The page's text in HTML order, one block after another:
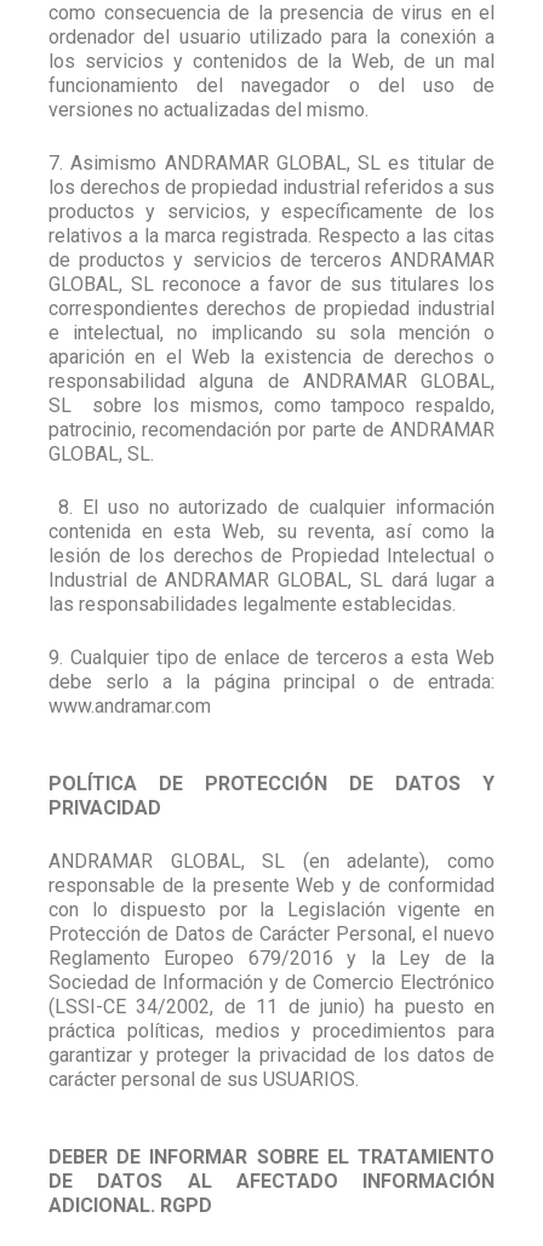
como consecuencia de la presencia de virus en el
ordenador del usuario utilizado para la conexión a
los servicios y contenidos de la Web, de un mal
funcionamiento del navegador o del uso de
versiones no actualizadas del mismo.
7. Asimismo ANDRAMAR GLOBAL, SL es titular de
los derechos de propiedad industrial referidos a sus
productos y servicios, y específicamente de los
relativos a la marca registrada. Respecto a las citas
de productos y servicios de terceros ANDRAMAR
GLOBAL, SL reconoce a favor de sus titulares los
correspondientes derechos de propiedad industrial
e intelectual, no implicando su sola mención o
aparición en el Web la existencia de derechos o
responsabilidad alguna de ANDRAMAR GLOBAL,
SL
sobre los mismos, como tampoco respaldo,
patrocinio, recomendación por parte de ANDRAMAR
GLOBAL, SL.
8. El uso no autorizado de cualquier información
contenida en esta Web, su reventa, así como la
lesión de los derechos de Propiedad Intelectual o
Industrial de ANDRAMAR GLOBAL, SL dará lugar a
las responsabilidades legalmente establecidas.
9. Cualquier tipo de enlace de terceros a esta Web
debe serlo a la página principal o de entrada:
www.andramar.com
POLÍTICA DE PROTECCIÓN DE DATOS Y
PRIVACIDAD
ANDRAMAR GLOBAL, SL (en adelante), como
responsable de la presente Web y de conformidad
con lo dispuesto por la Legislación vigente en
Protección de Datos de Carácter Personal, el nuevo
Reglamento Europeo 679/2016 y la Ley de la
Sociedad de Información y de Comercio Electrónico
(LSSI-CE 34/2002, de 11 de junio) ha puesto en
práctica políticas, medios y procedimientos para
garantizar y proteger la privacidad de los datos de
carácter personal de sus USUARIOS.
DEBER DE INFORMAR SOBRE EL TRATAMIENTO
DE DATOS AL AFECTADO INFORMACIÓN
ADICIONAL. RGPD